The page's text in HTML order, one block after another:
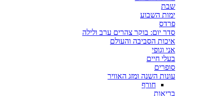
שבת
ימות השבוע
פרדס
סדר יום: בוקר צהרים ערב ולילה
איכות הסביבה והעולם
אני וגופי
בעלי חיים
סופרים
עונות השנה ומזג האוויר
חורף
בריאות